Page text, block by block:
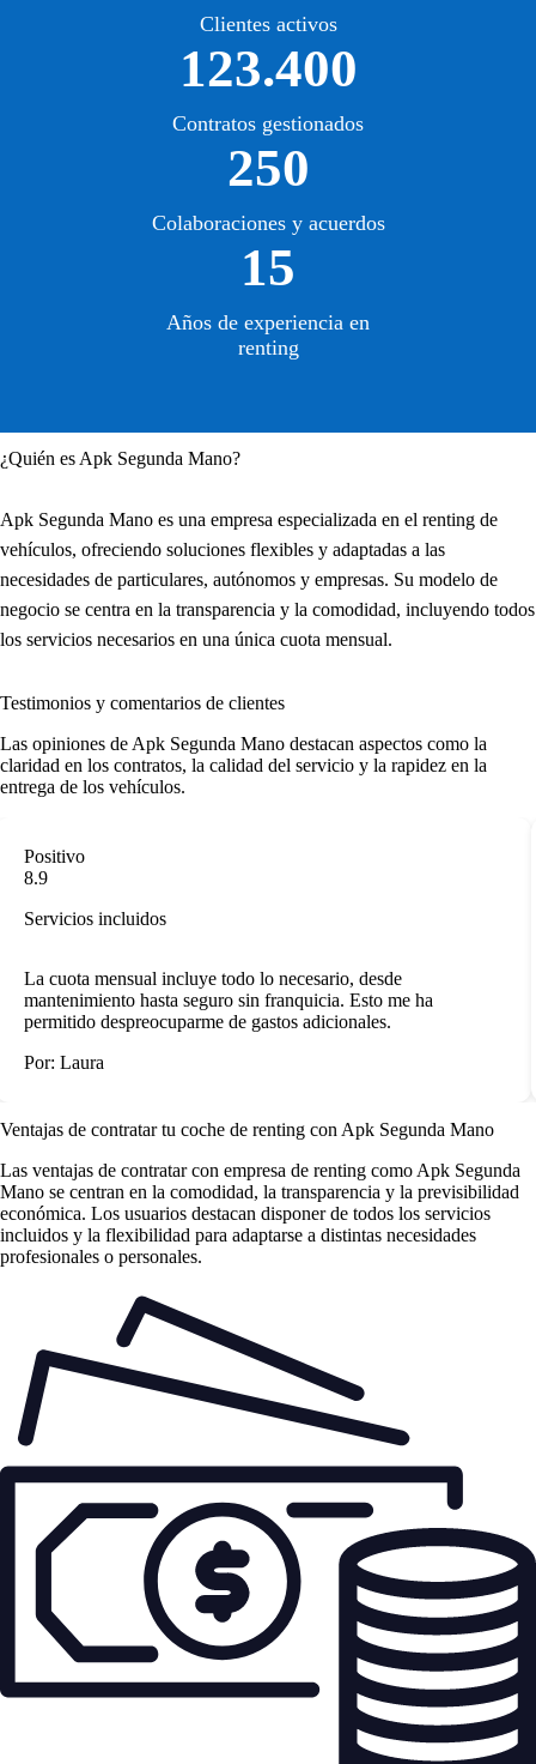
Clientes activos
123.400
Contratos gestionados
250
Colaboraciones y acuerdos
15
Años de experiencia en
renting
¿Quién es Apk Segunda Mano?
Apk Segunda Mano es una empresa especializada en el renting de
vehículos, ofreciendo soluciones flexibles y adaptadas a las
necesidades de particulares, autónomos y empresas. Su modelo de
negocio se centra en la transparencia y la comodidad, incluyendo todos
los servicios necesarios en una única cuota mensual.
Testimonios y comentarios de clientes
Las opiniones de Apk Segunda Mano destacan aspectos como la
claridad en los contratos, la calidad del servicio y la rapidez en la
entrega de los vehículos.
Positivo
8.9
Servicios incluidos
La cuota mensual incluye todo lo necesario, desde
mantenimiento hasta seguro sin franquicia. Esto me ha
permitido despreocuparme de gastos adicionales.
Por: Laura
Ventajas de contratar tu coche de renting con Apk Segunda Mano
Las ventajas de contratar con empresa de renting como Apk Segunda
Mano se centran en la comodidad, la transparencia y la previsibilidad
económica. Los usuarios destacan disponer de todos los servicios
incluidos y la flexibilidad para adaptarse a distintas necesidades
profesionales o personales.